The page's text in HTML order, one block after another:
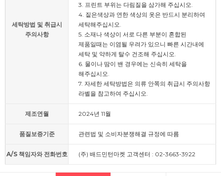
세탁방법 및 취급시
주의사항
3. 프린트 부위는 다림질을 삼가해 주십시오.
4. 짙은색상과 연한 색상의 옷은 반드시 분리하여
세탁해주십시오.
5. 소재나 색상이 서로 다른 부분이 혼합된
제품일때는 이염될 우려가 있으니 빠른 시간내에
세탁 및 약하게 탈수 건조해 주십시오.
6. 물이나 땀이 밴 경우에는 신속히 세탁을
해주십시오.
7. 자세한 세탁방법은 의류 안쪽의 취급시 주의사항
라벨을 참고하여 주십시오.
제조연월 2024년 11월
품질보증기준 관련법 및 소비자분쟁해결 규정에 따름
A/S 책임자와 전화번호 (주) 배드민턴마켓 고객센터 : 02-3663-3922